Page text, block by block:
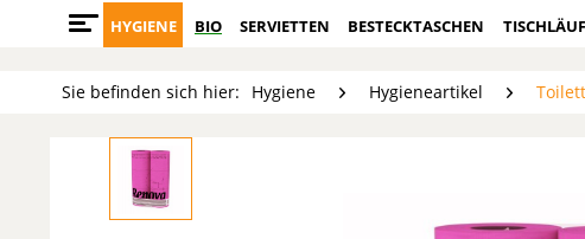
HYGIENE BIO SERVIETTEN BESTECKTASCHEN
Sie befinden sich hier: Hygiene Hygieneartikel